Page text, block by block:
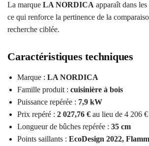
La marque LA NORDICA apparaît dans
ce qui renforce la pertinence de la
recherche ciblée.
Caractéristiques techniques
Marque : LA NORDICA
Famille produit : cuisinière à bois
Puissance repérée : 7,9 kW
Prix repéré : 2 027,76 € au lieu de 4 206 €
Longueur de bûches repérée : 35 cm
Points saillants : EcoDesign 2022,